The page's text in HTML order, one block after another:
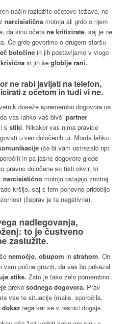
način razložite očetove težave, ne
narcisističnamotnja ali grdo o njem
da sinu očetane kritizirate, saj je ne
Če grdo govorimo o drugem staršu
bolečinein jih postavljamo v vlogo
krivičnain jih še globlje rani.
ne rabi javljati na telefon,
z očetom in tudi vi ne.
doseže spremembo dogovora na
vas lahko vaš bivši partner
s stiki. Nikakor vas nima pravice
izven določenih ur. Morda lahko
(če bi vam ustrezalo npr.
in pa jasne dogovore glede
pravno določene so tisti okvir, ki
narcisističnomotnjo ostajajo znotraj
kršijo, saj s tem ponovno pridobijo
(čeprav je ta negativna).
nadlegovanja,
to ječustveno
zaslužite.
nemočjo, obupom in strahom. On
prične groziti, da vas bo prikazal
stike. Zato je tako zelo pomembno
preko sodnega dogovora. Prav
vse te situacije (maile, sporočila,
tega kar se v resnici dogaja.